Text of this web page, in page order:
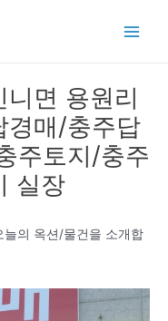
면 용원리
경매/충주답
주토지/충주
실장
의 옥션/물건을 소개합